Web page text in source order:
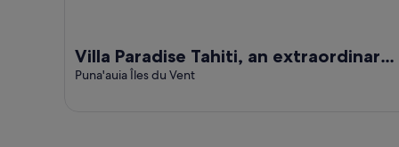
Villa Paradise Tahiti, an extraordinary
view with a pool and jacuzzi & free car
Puna'auia Îles du Vent